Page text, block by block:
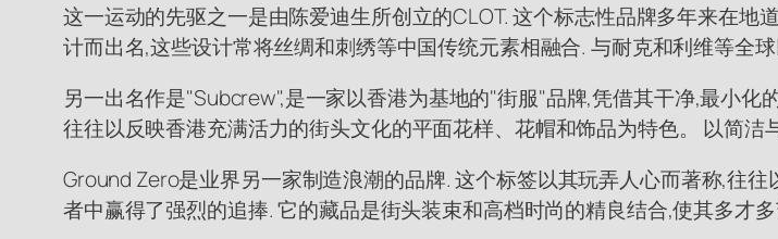
这一运动的先驱之一是由陈爱迪生所创立的CLOT. 这个标志性品牌多年来在
计而出名,这些设计常将丝绸和刺绣等中国传统元素相融合. 与耐克和利维等全球
另一出名作是"Subcrew",是一家以香港为基地的"街服"品牌,凭借其干净,最小
往往以反映香港充满活力的街头文化的平面花样、花帽和饰品为特色。 以简洁
Ground Zero是业界另一家制造浪潮的品牌. 这个标签以其玩弄人心而著称,往
者中赢得了强烈的追捧. 它的藏品是街头装束和高档时尚的精良结合,使其多才